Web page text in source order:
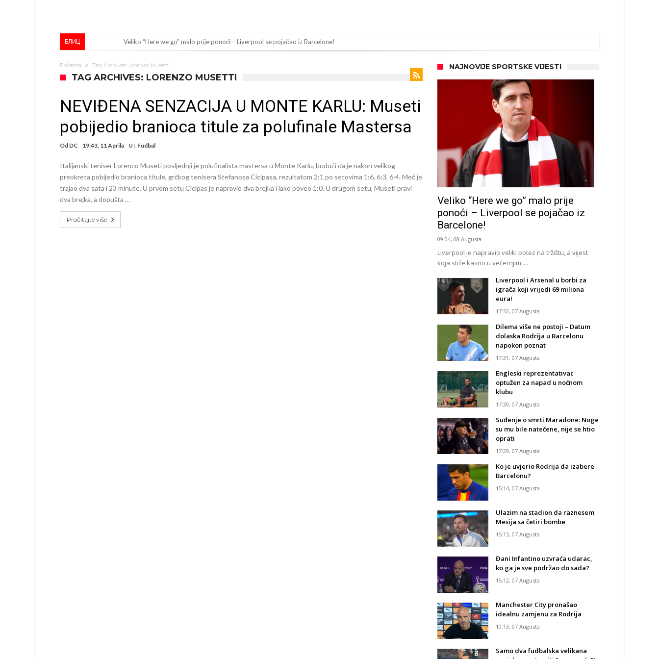
БЛИЦ Veliko “Here we go” malo prije ponoći – Liverpool se pojačao iz Barcelone!
Dilema više ne postoji – Datum dolaska Rodrija u Barcelonu napokon poznat
Suđenje o smrti Maradone: Noge su mu bile natečene, nije se htio oprati
Ko je uvjerio Rodrija da izabere Barcelonu?
Ulazim na stadion da raznesem Mesija sa četiri bombe
Manchester City pronašao idealnu zamjenu za Rodrija
Samo dva fudbalska velikana uspjela su ostvariti “nemoguće”! Jedan od njih je Messi, znate li ko je drugi?
Početna Tag Archives: Lorenzo Musetti
TAG ARCHIVES: LORENZO MUSETTI
NEVIĐENA SENZACIJA U MONTE KARLU: Museti
pobijedio branioca titule za polufinale Mastersa
Od DC 19:43, 11 Aprila U : Fudbal
Italijanski teniser Lorenco Museti posljednji je polufinalista mastersa u Monte Karlu, budući da je nakon velikog
preokreta pobijedio branioca titule, grčkog tenisera Stefanosa Cicipasa, rezultatom 2:1 po setovima 1:6, 6:3, 6:4. Meč je
trajao dva sata i 23 minute. U prvom setu Cicipas je napravio dva brejka i lako poveo 1:0. U drugom setu, Museti pravi
dva brejka, a dopušta …
Pročitajte više
NAJNOVIJE SPORTSKE VIJESTI
Veliko “Here we go” malo prije
ponoći – Liverpool se pojačao iz
Barcelone!
09:04, 08 Augusta
Liverpool je napravio veliki potez na tržištu, a vijest
koja stiže kasno u večernjim …
Liverpool i Arsenal u borbi za
igrača koji vrijedi 69 miliona
eura!
17:32, 07 Augusta
Dilema više ne postoji – Datum
dolaska Rodrija u Barcelonu
napokon poznat
17:31, 07 Augusta
Engleski reprezentativac
optužen za napad u noćnom
klubu
17:30, 07 Augusta
Suđenje o smrti Maradone: Noge
su mu bile natečene, nije se htio
oprati
17:29, 07 Augusta
Ko je uvjerio Rodrija da izabere
Barcelonu?
15:14, 07 Augusta
Ulazim na stadion da raznesem
Mesija sa četiri bombe
15:13, 07 Augusta
Đani Infantino uzvraća udarac,
ko ga je sve podržao do sada?
15:12, 07 Augusta
Manchester City pronašao
idealnu zamjenu za Rodrija
10:13, 07 Augusta
Samo dva fudbalska velikana